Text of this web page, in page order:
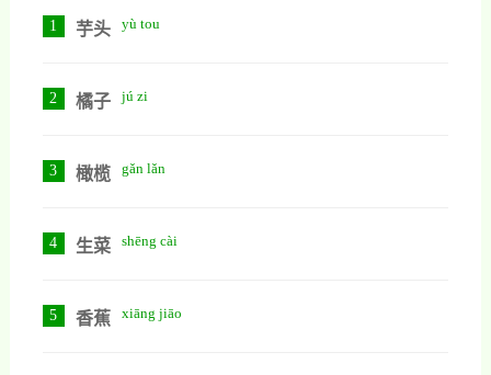
1 芋头 yù tou
2 橘子 jú zi
3 橄榄 gǎn lǎn
4 生菜 shēng cài
5 香蕉 xiāng jiāo